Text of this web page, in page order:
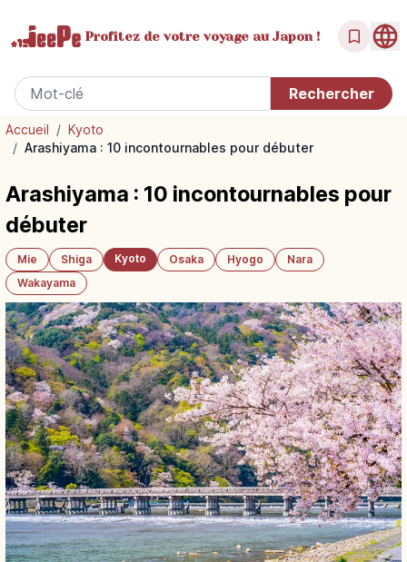
Profitez de votrevoyage au Japon !
Accueil / Kyoto
/ Arashiyama : 10 incontournables pour débuter
Arashiyama : 10 incontournables pour
débuter
Mie Shiga Kyoto Osaka Hyogo
Nara
Wakayama